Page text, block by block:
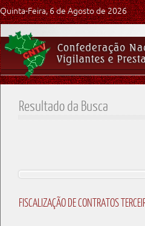
Quinta-Feira, 6 de Agosto de 2026
Resultado da Busca
FISCALIZAÇÃO DE CONTRATOS